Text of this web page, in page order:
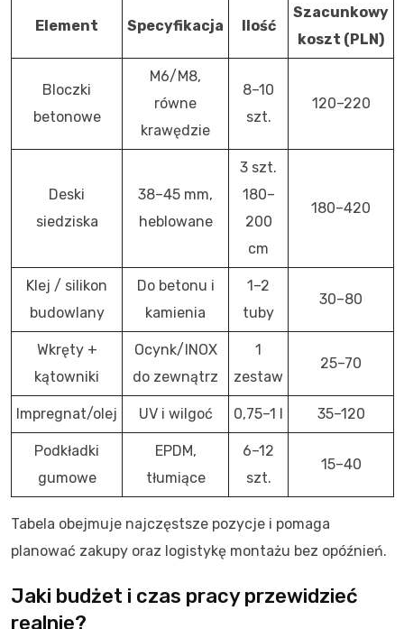
Element Specyfikacja Ilość
Szacunkowy
koszt (PLN)
Bloczki
betonowe
M6/M8,
równe
krawędzie
8–10
szt.
120–220
Deski
siedziska
38–45 mm,
heblowane
3 szt.
180–
200
cm
180–420
Klej / silikon
budowlany
Do betonu i
kamienia
1–2
tuby
30–80
Wkręty +
kątowniki
Ocynk/INOX
do zewnątrz
1
zestaw
25–70
Impregnat/olej UV i wilgoć 0,75–1 l 35–120
Podkładki
gumowe
EPDM,
tłumiące
6–12
szt.
15–40
Tabela obejmuje najczęstsze pozycje i pomaga
planować zakupy oraz logistykę montażu bez opóźnień.
Jaki budżet i czas pracy przewidzieć
realnie?